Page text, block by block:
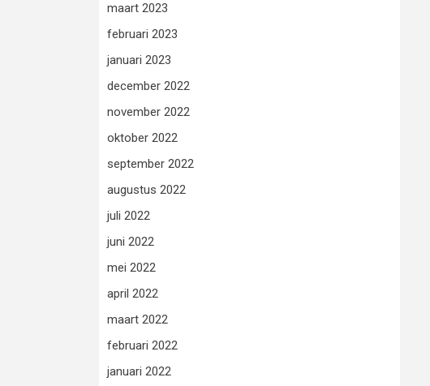
maart 2023
februari 2023
januari 2023
december 2022
november 2022
oktober 2022
september 2022
augustus 2022
juli 2022
juni 2022
mei 2022
april 2022
maart 2022
februari 2022
januari 2022